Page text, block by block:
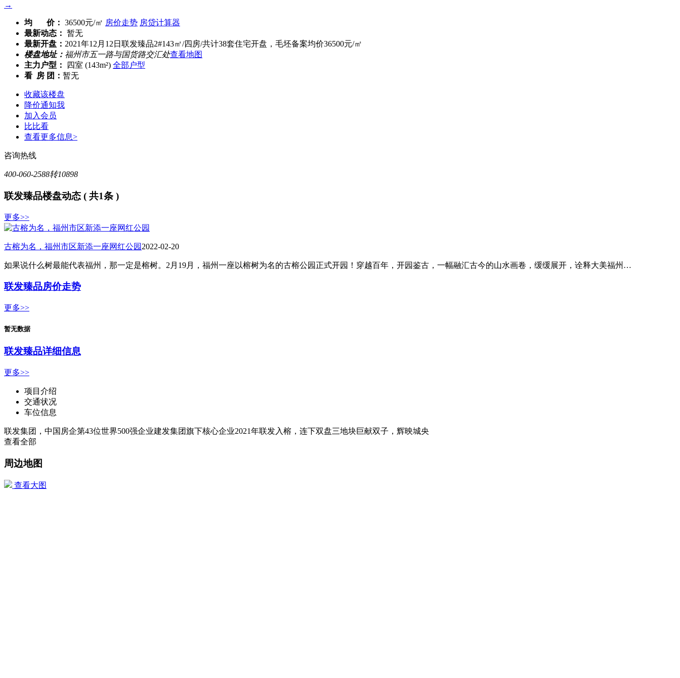
→
均 价： 36500元/㎡ 房价走势 房贷计算器
最新动态： 暂无
最新开盘： 2021年12月12日联发臻品2#143㎡/四房/共计38套住宅开盘，毛坯备案均价36500元/㎡
楼盘地址： 福州市五一路与国货路交汇处查看地图
主力户型：
四室 (143m²) 全部户型
看 房 团： 暂无
收藏该楼盘
降价通知我
加入会员
比比看
查看更多信息>
咨询热线
400-060-2588转10898
联发臻品楼盘动态 ( 共1条 )
更多>>
古榕为名，福州市区新添一座网红公园 2022-02-20
如果说什么树最能代表福州，那一定是榕树。2月19月，福州一座以榕树为名的古榕公园正式开园！穿越百年，开园鉴古，一幅融汇古今的山水画卷，缓缓展开，诠释大美福州…
联发臻品房价走势
更多>>
暂无数据
联发臻品详细信息
更多>>
项目介绍
交通状况
车位信息
联发集团，中国房企第43位世界500强企业建发集团旗下核心企业2021年联发入榕，连下双盘三地块巨献双子，辉映城央
查看全部
周边地图
查看大图